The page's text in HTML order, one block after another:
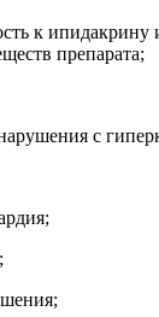
к
препарата;
с